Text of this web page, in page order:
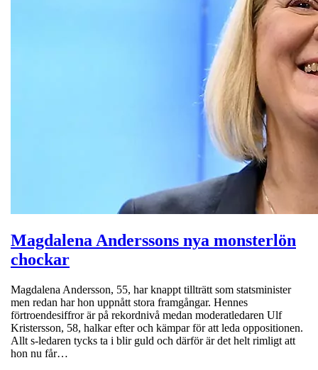
Magdalena Anderssons nya monsterlön
chockar
Magdalena Andersson, 55, har knappt tillträtt som statsminister
men redan har hon uppnått stora framgångar. Hennes
förtroendesiffror är på rekordnivå medan moderatledaren Ulf
Kristersson, 58, halkar efter och kämpar för att leda oppositionen.
Allt s-ledaren tycks ta i blir guld och därför är det helt rimligt att
hon nu får…